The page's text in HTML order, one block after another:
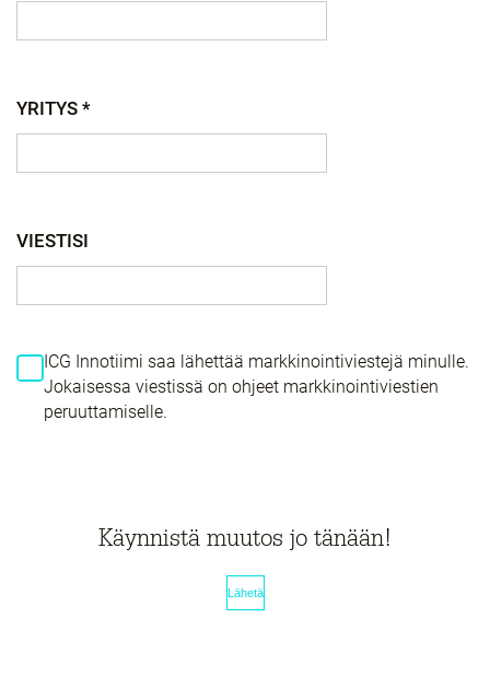
YRITYS *
VIESTISI
ICG Innotiimi saa lähettää markkinointiviestejä minulle.
Jokaisessa viestissä on ohjeet markkinointiviestien
peruuttamiselle.
Käynnistä muutos jo tänään!